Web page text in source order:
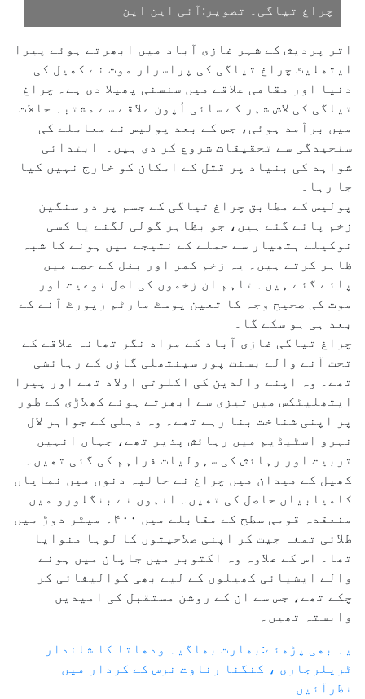
چراغ تیاگی۔ تصویر:آئی این این
اتر پردیش کے شہر غازی آباد میں ابھرتے ہوئے پیرا
ایتھلیٹ چراغ تیاگی کی پراسرار موت نے کھیل کی
دنیا اور مقامی علاقے میں سنسنی پھیلا دی ہے۔ چراغ
تیاگی کی لاش شہر کے سائی اُپون علاقے سے مشتبہ حالات
میں برآمد ہوئی، جس کے بعد پولیس نے معاملے کی
سنجیدگی سے تحقیقات شروع کر دی ہیں۔ ابتدائی
شواہد کی بنیاد پر قتل کے امکان کو خارج نہیں کیا
جا رہا۔
پولیس کے مطابق چراغ تیاگی کے جسم پر دو سنگین
زخم پائے گئے ہیں، جو بظاہر گولی لگنے یا کسی
نوکیلے ہتھیار سے حملے کے نتیجے میں ہونے کا شبہ
ظاہر کرتے ہیں۔ یہ زخم کمر اور بغل کے حصے میں
پائے گئے ہیں۔ تاہم ان زخموں کی اصل نوعیت اور
موت کی صحیح وجہ کا تعین پوسٹ مارٹم رپورٹ آنے کے
بعد ہی ہو سکے گا۔
چراغ تیاگی غازی آباد کے مراد نگر تھانہ علاقے کے
تحت آنے والے بسنت پور سینتھلی گاؤں کے رہائشی
تھے۔ وہ اپنے والدین کی اکلوتی اولاد تھے اور پیرا
ایتھلیٹکس میں تیزی سے ابھرتے ہوئے کھلاڑی کے طور
پر اپنی شناخت بنا رہے تھے۔ وہ دہلی کے جواہر لال
نہرو اسٹیڈیم میں رہائش پذیر تھے، جہاں انہیں
تربیت اور رہائش کی سہولیات فراہم کی گئی تھیں۔
کھیل کے میدان میں چراغ نے حالیہ دنوں میں نمایاں
کامیابیاں حاصل کی تھیں۔ انہوں نے بنگلورو میں
منعقدہ قومی سطح کے مقابلے میں ۴۰۰؍ میٹر دوڑ میں
طلائی تمغہ جیت کر اپنی صلاحیتوں کا لوہا منوایا
تھا۔ اس کے علاوہ وہ اکتوبر میں جاپان میں ہونے
والے ایشیائی کھیلوں کے لیے بھی کوالیفائی کر
چکے تھے، جس سے ان کے روشن مستقبل کی امیدیں
وابستہ تھیں۔
یہ بھی پڑھئے:بھارت بھاگیہ ودھاتا کا شاندار
ٹریلرجاری ، کنگنا رناوت نرس کے کردار میں
نظرآئیں